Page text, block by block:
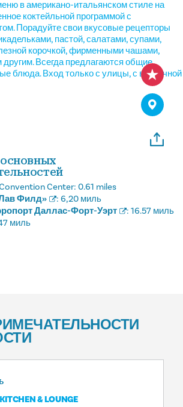
в американо-итальянском стиле на
коктейльной программой с
Порадуйте свои вкусовые рецепторы
пастой, салатами, супами,
корочкой, фирменными чашами,
Всегда предлагаются общие
блюда. Вход только с улицы, с восточной
Center: 0.61 miles
Филд»
: 6,20 миль
Даллас-Форт-Уэрт
: 16.57 миль
миль
& LOUNGE